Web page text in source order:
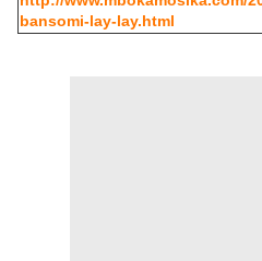
bansomi-lay-lay.html